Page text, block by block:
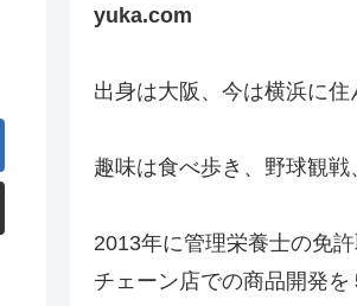
yuka.com
出身は大阪、今は横浜に住
趣味は食べ歩き、野球観戦
2013年に管理栄養士の免
チェーン店での商品開発を